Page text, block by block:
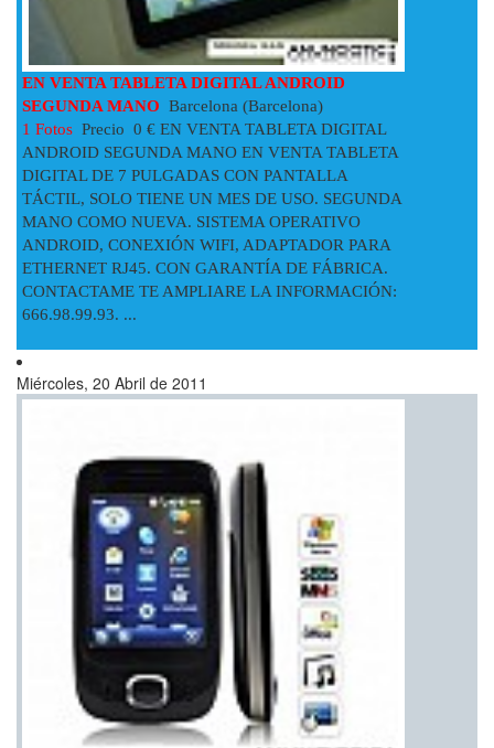
EN VENTA TABLETA DIGITAL ANDROID
SEGUNDA MANO Barcelona (Barcelona)
1 Fotos Precio 0 € EN VENTA TABLETA DIGITAL
ANDROID SEGUNDA MANO EN VENTA TABLETA
DIGITAL DE 7 PULGADAS CON PANTALLA
TÁCTIL, SOLO TIENE UN MES DE USO. SEGUNDA
MANO COMO NUEVA. SISTEMA OPERATIVO
ANDROID, CONEXIÓN WIFI, ADAPTADOR PARA
ETHERNET RJ45. CON GARANTÍA DE FÁBRICA.
CONTACTAME TE AMPLIARE LA INFORMACIÓN:
666.98.99.93. ...
Miércoles, 20 Abril de 2011